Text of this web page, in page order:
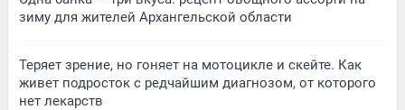
зиму для жителей Архангельской области
Теряет зрение, но гоняет на мотоцикле и скейте. Как
живет подросток с редчайшим диагнозом, от которого
нет лекарств